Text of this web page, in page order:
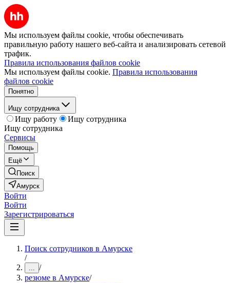
Мы используем файлы cookie, чтобы обеспечивать
правильную работу нашего веб-сайта и анализировать сетевой
трафик.
Правила использования файлов cookie
Мы используем файлы cookie. Правила использования
файлов cookie
Понятно
Ищу сотрудника
Ищу работу
Ищу сотрудника
Ищу сотрудника
Сервисы
Помощь
Ещё
Поиск
Амурск
Войти
Войти
Зарегистрироваться
Поиск сотрудников в Амурске
/
... /
резюме в Амурске/